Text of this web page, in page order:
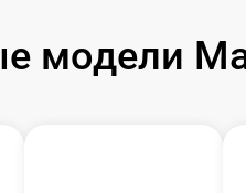
модели